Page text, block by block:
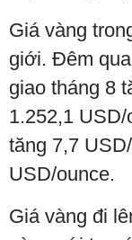
Giá vàng
giới. Đêm
giao tháng 8
1.252,1
tăng 7,7
USD/ounce.
Giá vàng đi